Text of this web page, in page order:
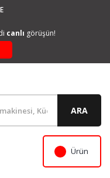
canlı görüşün!
ARA
Ürün